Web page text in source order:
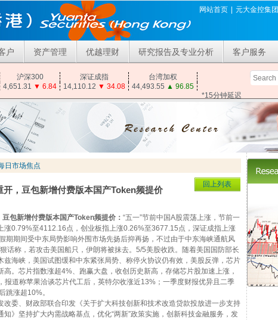
网站首页 元大金控集团
户 资产管理 优越理财 研究报告及专业分析 客户服务
沪深300 深证成指
台湾加权
4,651.31 ▼ 6.84 14,110.12 ▼ 34.08 44,493.55 ▲ 96.85
*15分钟延迟
日市场焦点
回上列表
，豆包新增付费版本国产Token频提价
包新增付费版本国产Token频提价： “五一”节前中国A股震荡上涨，节前一
涨0.79%至4112.16点，创业板指上涨0.26%至3677.15点，深证成指上涨
期期间受中东局势影响外围市场先扬后抑再扬，不过由于中东海峡通航风
话称，若攻击美国船只，伊朗将被抹去。5/5美股收跌。随着美国国防部长
兹海峡，美国试图缓和中东紧张局势、称停火协议仍有效，美股反弹，芯片
高。芯片指数涨超4%、跑赢大盘，收创历史新高，存储芯片股加速上涨，
报道称苹果洽谈芯片代工后，英特尔收涨近13%；一季度财报优异且二季
跳涨超10%。
改委、财政部联合印发《关于扩大科技创新和技术改造贷款投放进一步支持
知》坚持扩大内需战略基点，优化“两新”政策实施，创新科技金融服务，发